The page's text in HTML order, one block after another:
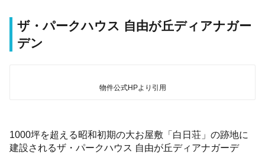
ザ・パークハウス 自由が丘ディアナガー
デン
物件公式HPより引用
1000坪を超える昭和初期の大お屋敷「白日荘」の跡地に
建設されるザ・パークハウス 自由が丘ディアナガーデ